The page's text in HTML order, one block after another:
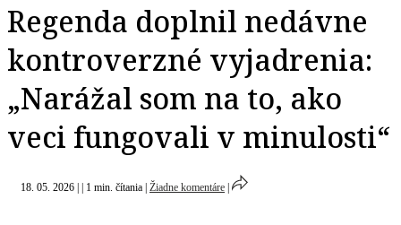
Regenda doplnil nedávne
kontroverzné vyjadrenia:
„Narážal som na to, ako
veci fungovali v minulosti“
18. 05. 2026 1 min. čítania Žiadne komentáre